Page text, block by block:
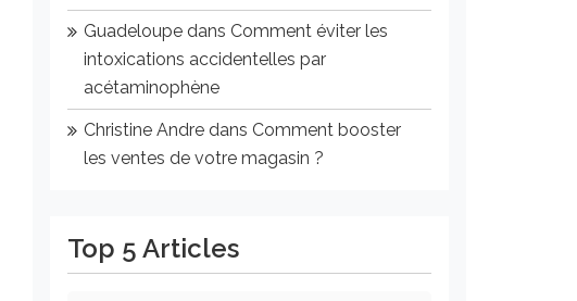
Guadeloupe dans Comment éviter les
intoxications accidentelles par
acétaminophène
Christine Andre dans Comment booster
les ventes de votre magasin ?
Top 5 Articles